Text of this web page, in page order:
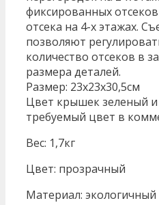
фиксированных
отсека на 4-х этажах.
позволяют
количество отсеков в
размера деталей.
Размер: 23х23х30,5см
Цвет крышек зеленый
требуемый цвет в
Вес: 1,7кг
Цвет: прозрачный
Материал: экологичный